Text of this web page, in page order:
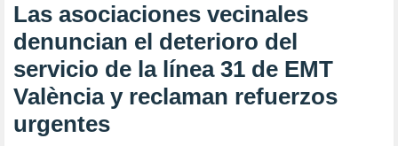
Las asociaciones vecinales
denuncian el deterioro del
servicio de la línea 31 de EMT
València y reclaman refuerzos
urgentes